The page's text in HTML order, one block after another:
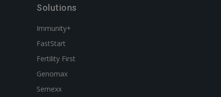
Solutions
Immunity+
FastStart
Fertility First
Genomax
Semexx